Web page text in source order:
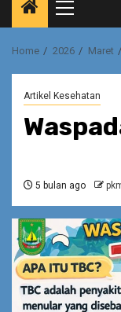
Primary
Menu
Home 2026 Maret
Artikel Kesehatan
5 bulan ago